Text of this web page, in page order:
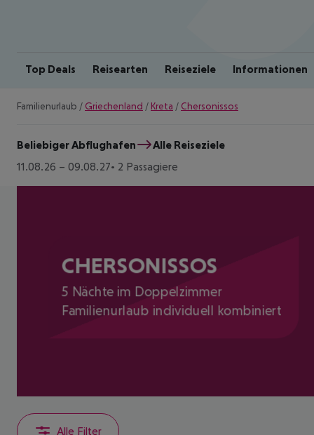
Top Deals Reisearten Reiseziele Informationen
Familienurlaub / Griechenland / Kreta / Chersonissos
Beliebiger Abflughafen
Alle Reiseziele
11.08.26 – 09.08.27 2 Passagiere
CHERSONISSOS
5 Nächte im Doppelzimmer
Familienurlaub individuell kombiniert
Alle Filter